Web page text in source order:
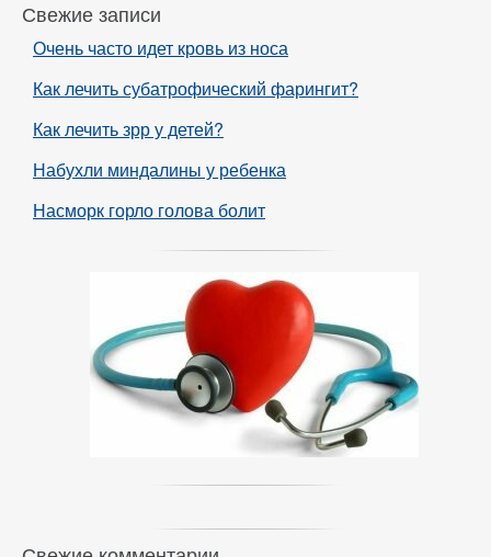
Свежие записи
Очень часто идет кровь из носа
Как лечить субатрофический фарингит?
Как лечить зрр у детей?
Набухли миндалины у ребенка
Насморк горло голова болит